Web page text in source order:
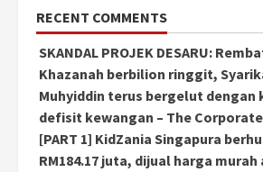
RECENT COMMENTS
SKANDAL PROJEK DESARU:
Khazanah berbilion ringgit,
Muhyiddin terus bergelut dengan
defisit kewangan – The
[PART 1] KidZania Singapura
RM184.17 juta, dijual harga